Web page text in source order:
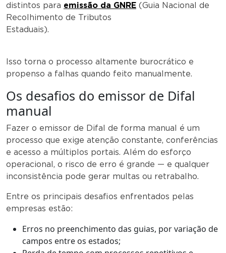
distintos para emissão da GNRE (Guia Nacional de
Recolhimento de Tributos
Estaduais).
Isso torna o processo altamente burocrático e
propenso a falhas quando feito manualmente.
Os desafios do emissor de Difal
manual
Fazer o emissor de Difal de forma manual é um
processo que exige atenção constante, conferências
e acesso a múltiplos portais. Além do esforço
operacional, o risco de erro é grande — e qualquer
inconsistência pode gerar multas ou retrabalho.
Entre os principais desafios enfrentados pelas
empresas estão:
Erros no preenchimento das guias, por variação de
campos entre os estados;